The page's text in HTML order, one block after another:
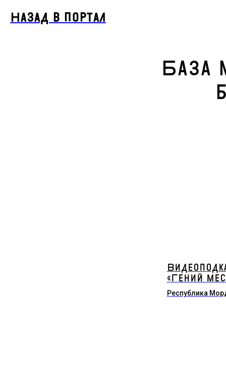
Назад в портал
База
«Гений
Республика